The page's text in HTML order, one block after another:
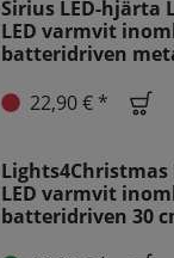
Sirius LED-hjärta
LED varmvit
batteridriven
22,90 € *
Lights4Christmas
LED varmvit
batteridriven 30